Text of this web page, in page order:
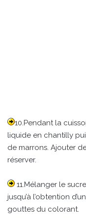
10.Pendant la
liquide en chantilly
de marrons. Ajouter
réserver.
11.Mélanger le
jusqu’à l’obtention
gouttes du colorant.